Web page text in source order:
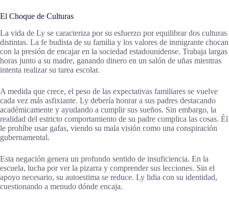
El Choque de Culturas
La vida de Ly se caracteriza por su esfuerzo por equilibrar dos culturas
distintas. La fe budista de su familia y los valores de inmigrante chocan
con la presión de encajar en la sociedad estadounidense. Trabaja largas
horas junto a su madre, ganando dinero en un salón de uñas mientras
intenta realizar su tarea escolar.
A medida que crece, el peso de las expectativas familiares se vuelve
cada vez más asfixiante. Ly debería honrar a sus padres destacando
académicamente y ayudando a cumplir sus sueños. Sin embargo, la
realidad del estricto comportamiento de su padre complica las cosas. Él
le prohíbe usar gafas, viendo su mala visión como una conspiración
gubernamental.
Esta negación genera un profundo sentido de insuficiencia. En la
escuela, lucha por ver la pizarra y comprender sus lecciones. Sin el
apoyo necesario, su autoestima se reduce. Ly lidia con su identidad,
cuestionando a menudo dónde encaja.